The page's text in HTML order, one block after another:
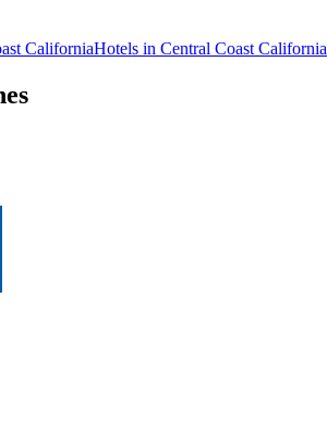
CaliforniaHotels in Central Coast California